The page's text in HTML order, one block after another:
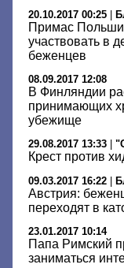
20.10.2017 00:25 |
Примас Польши
участвовать в
беженцев
08.09.2017 12:08
В Финляндии
принимающих
убежище
29.08.2017 13:33
Крест против
09.03.2017 16:22 |
Австрия:
переходят в
23.01.2017 10:14
Папа Римский
заниматься